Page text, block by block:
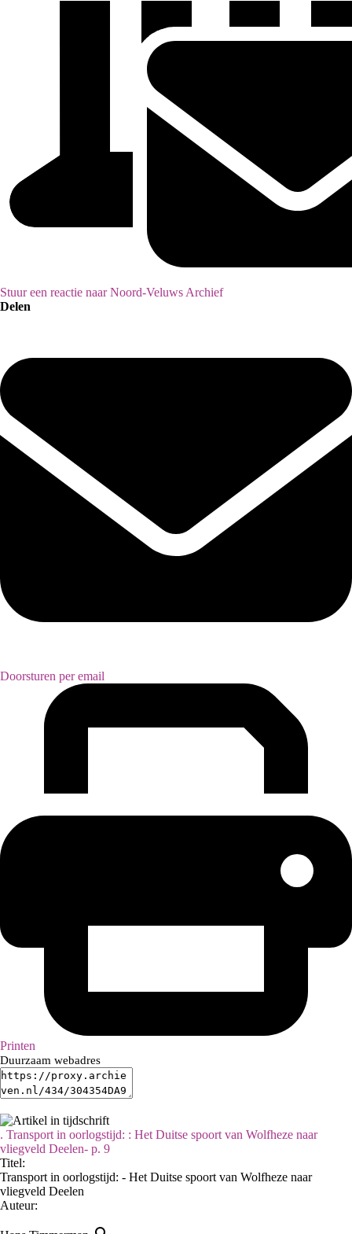
Stuur een reactie naar Noord-Veluws Archief
Delen
Doorsturen per email
Printen
Duurzaam webadres
. Transport in oorlogstijd: : Het Duitse spoort van Wolfheze naar
vliegveld Deelen- p. 9
Titel:
Transport in oorlogstijd: - Het Duitse spoort van Wolfheze naar
vliegveld Deelen
Auteur: